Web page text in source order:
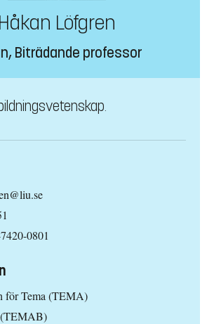
Håkan Löfgren
Biträdande professor
0801
för Tema (TEMA)
(TEMAB)